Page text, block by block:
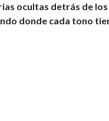
ocultas detrás de
donde cada tono